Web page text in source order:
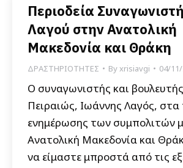
Περιοδεία
Λαγού στην Ανατολική
Μακεδονία και Θράκη
ΔΡΑΣΤΗΡΙΟΤΗΤΕΣ Byxrisiavgi 04/
Ο συναγωνιστής και βουλευτής
Πειραιώς, Ιωάννης Λαγός, στα
ενημέρωσης των συμπολιτών
Ανατολική Μακεδονία και
να είμαστε μπροστά από τις